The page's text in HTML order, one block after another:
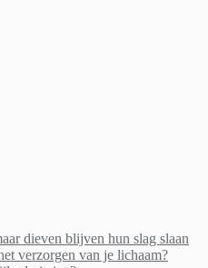
dieven blijven hun slag slaan
verzorgen van je lichaam?